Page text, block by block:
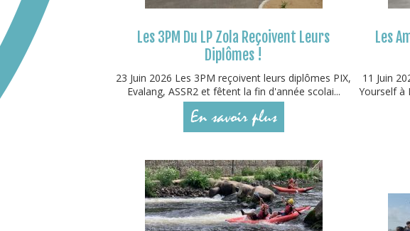
Les 3PM Du LP Zola Reçoivent Leurs
Diplômes !
23 Juin 2026 Les 3PM reçoivent leurs diplômes PIX,
Evalang, ASSR2 et fêtent la fin d'année scolai...
En savoir plus
Les
11 Juin
Yourself à